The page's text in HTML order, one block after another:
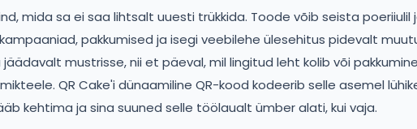
mida sa ei saa lihtsalt uuesti trükkida. Toode võib seista
pakkumised ja isegi veebilehe ülesehitus pidevalt
mustrisse, nii et päeval, mil lingitud leht kolib või
QR Cake'i dünaamiline QR-kood kodeerib selle asemel
kehtima ja sina suuned selle töölaualt ümber alati, kui vaja.